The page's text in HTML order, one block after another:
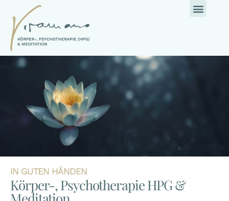
IN GUTEN HÄNDEN
Körper-, Psychotherapie HPG &